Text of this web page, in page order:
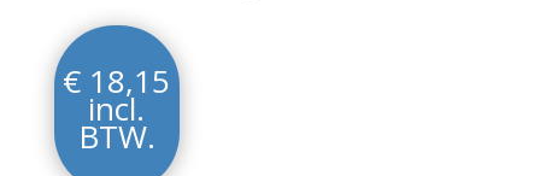
€ 18,15
incl.
BTW.